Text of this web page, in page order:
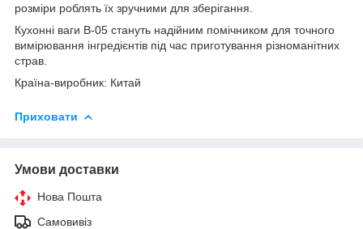
розміри роблять їх зручними для зберігання.
Кухонні ваги B-05 стануть надійним помічником для точного
вимірювання інгредієнтів під час приготування різноманітних
страв.
Країна-виробник: Китай
Приховати
Умови доставки
Нова Пошта
Самовивіз